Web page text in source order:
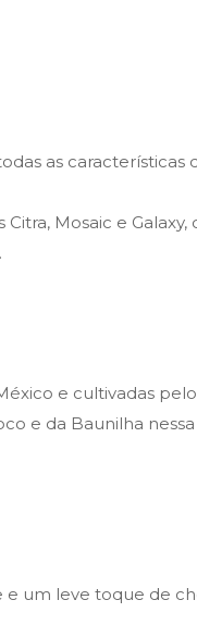
as
Mosaic e Galaxy,
e cultivadas
e da Baunilha
e um leve toque de